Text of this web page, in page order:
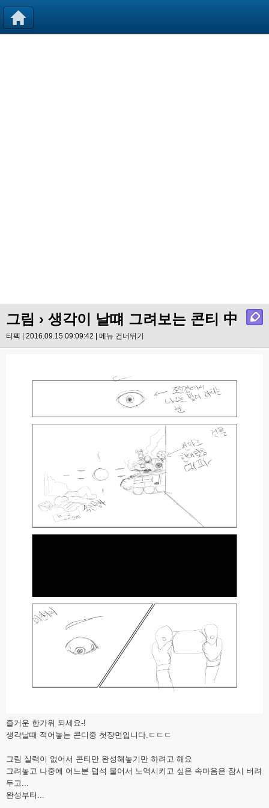
그림 › 생각이 날떄 그려보는 콘티 中
티펙 | 2016.09.15 09:09:42 | 메뉴 건너뛰기
즐거운 한가위 되세요-!
생각날때 적어놓는 콘디중 첫장면입니다.ㄷㄷㄷ
그림 실력이 없어서 콘티만 완성해놓기만 하려고 해요
그려놓고 나중에 어느분 덥석 물어서 노역시키고 싶은 속마음은 잠시 버려
두고...
완성부터...